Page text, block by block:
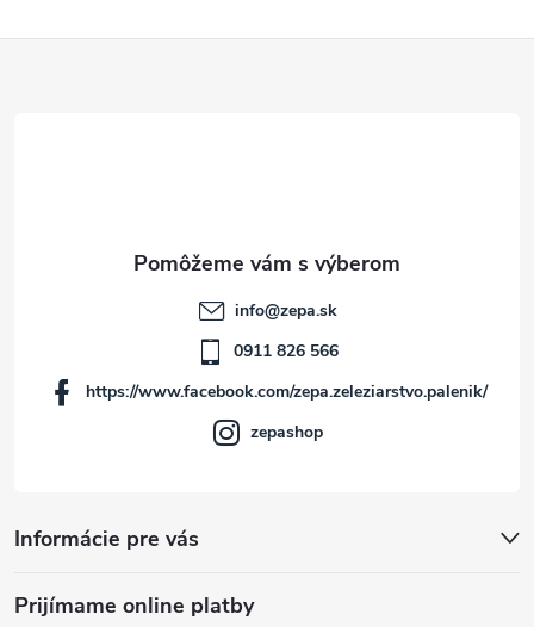
Informácie pre vás
info@zepa.sk
0911 826 566
https://www.facebook.com/zepa.zeleziarstvo.palenik/
zepashop
Prijímame online platby